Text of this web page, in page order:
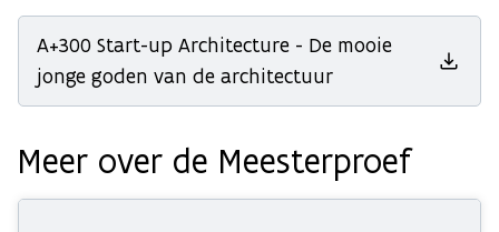
A+300 Start-up Architecture - De mooie
jonge goden van de architectuur
Meer over de Meesterproef